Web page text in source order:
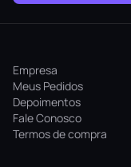
Empresa
Meus Pedidos
Depoimentos
Fale Conosco
Termos de compra